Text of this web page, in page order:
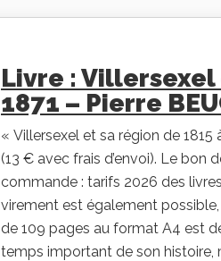
Livre : Villersexel
1871 – Pierre
« Villersexel et sa région de 1815
(13 € avec frais d’envoi). Le bon
commande : tarifs 2026 des
virement est également
de 109 pages au format A4 est
temps important de son histoire,